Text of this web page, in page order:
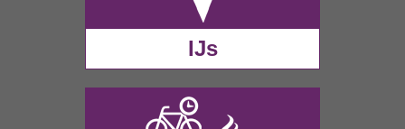
IJs